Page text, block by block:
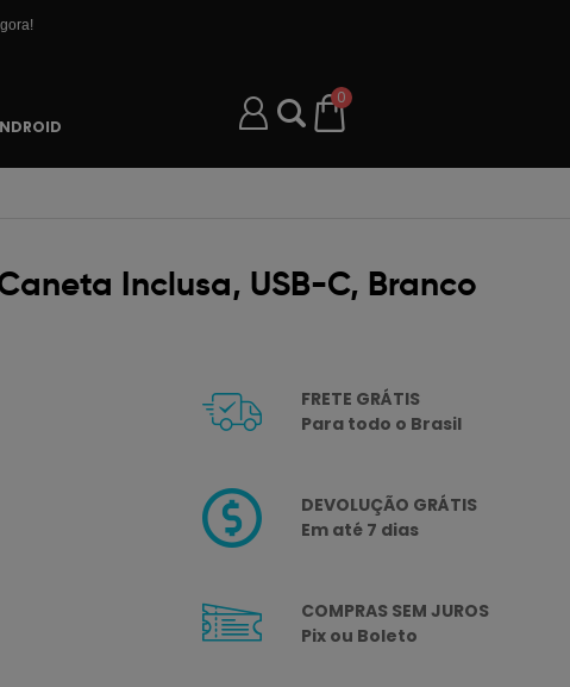
0
Inclusa, USB-C, Branco
FRETE GRÁTIS
Para todo o Brasil
DEVOLUÇÃO GRÁTIS
Em até 7 dias
COMPRAS SEM JUROS
Pix ou Boleto